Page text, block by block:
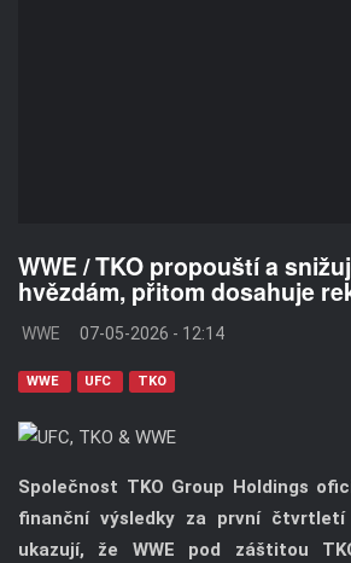
WWE / TKO propouští a
hvězdám, přitom dosahuje
WWE 07-05-2026 - 12:14
WWE UFC TKO
Společnost TKO Group Holdings
finanční výsledky za první
ukazují, že WWE pod záštitou